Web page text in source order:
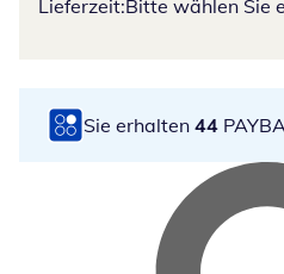
Lieferzeit:Bitte wählen Sie
Sie erhalten 44